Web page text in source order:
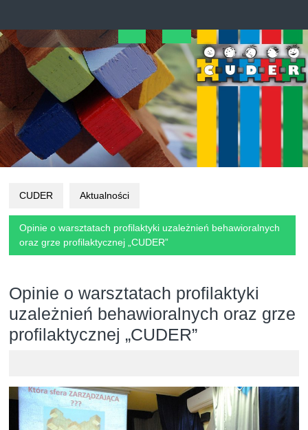
content
Open
Button
CUDER Aktualności
Opinie o warsztatach profilaktyki uzależnień behawioralnych
oraz grze profilaktycznej „CUDER”
Opinie o warsztatach profilaktyki
uzależnień behawioralnych oraz grze
profilaktycznej „CUDER”